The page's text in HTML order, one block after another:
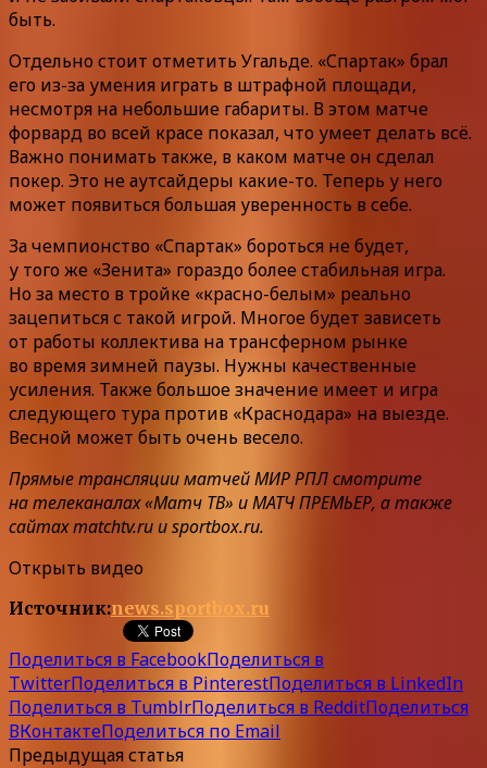
быть.
Отдельно стоит отметить Угальде. «Спартак» брал
его из-за умения играть в штрафной площади,
несмотря на небольшие габариты. В этом матче
форвард во всей красе показал, что умеет делать всё.
Важно понимать также, в каком матче он сделал
покер. Это не аутсайдеры какие-то. Теперь у него
может появиться большая уверенность в себе.
За чемпионство «Спартак» бороться не будет,
у того же «Зенита» гораздо более стабильная игра.
Но за место в тройке «красно-белым» реально
зацепиться с такой игрой. Многое будет зависеть
от работы коллектива на трансферном рынке
во время зимней паузы. Нужны качественные
усиления. Также большое значение имеет и игра
следующего тура против «Краснодара» на выезде.
Весной может быть очень весело.
Прямые трансляции матчей МИР РПЛ смотрите
на телеканалах «Матч ТВ» и МАТЧ ПРЕМЬЕР, а также
сайтах matchtv.ru и sportbox.ru.
Открыть видео
Источник:news.sportbox.ru
Поделиться в FacebookПоделиться в
TwitterПоделиться в PinterestПоделиться в LinkedIn
Поделиться в TumblrПоделиться в RedditПоделиться
ВКонтактеПоделиться по Email
Предыдущая статья